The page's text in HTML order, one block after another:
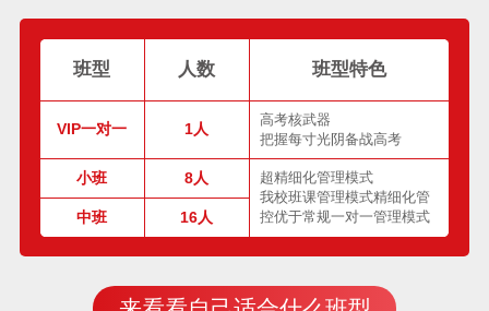
班型 人数 班型特色
VIP一对一 1人
高考核武器
把握每寸光阴备战高考
小班 8人
超精细化管理模式
我校班课管理模式精细化管
控优于常规一对一管理模式
中班 16人